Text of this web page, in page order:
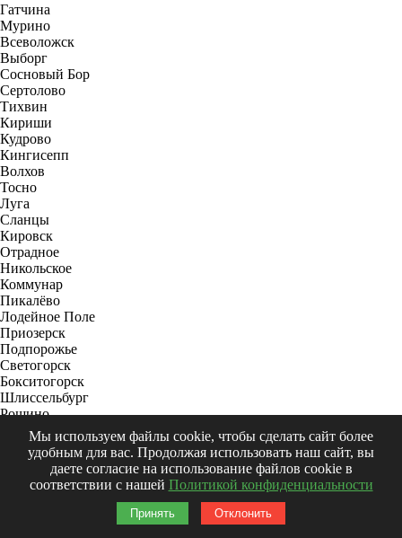
Гатчина
Мурино
Всеволожск
Выборг
Сосновый Бор
Сертолово
Тихвин
Кириши
Кудрово
Кингисепп
Волхов
Тосно
Луга
Сланцы
Кировск
Отрадное
Никольское
Коммунар
Пикалёво
Лодейное Поле
Приозерск
Подпорожье
Светогорск
Бокситогорск
Шлиссельбург
Рощино
Янино-1
Сясьстрой
Ульяновка
Сиверский
Волосово
Мы используем файлы cookie, чтобы сделать сайт более
удобным для вас. Продолжая использовать наш сайт, вы
даете согласие на использование файлов cookie в
соответствии с нашей Политикой конфиденциальности
Принять Отклонить